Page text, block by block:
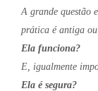
A grande questão
prática é antiga
Ela funciona?
E, igualmente
Ela é segura?